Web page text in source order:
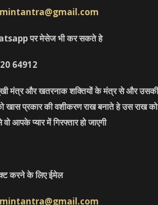
पर मेसेज भी कर सकते हे
64912
मंत्र और खतरनाक शक्तियों के मंत्र से और
खास प्रकार की वशीकरण राख बनाते हे उस राख
आपके प्यार में गिरफ्तार हो जाएगी
करने के लिए ईमेल